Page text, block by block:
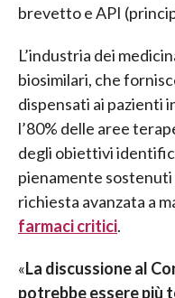
brevetto e API
L’industria dei
biosimilari, che
dispensati ai pazienti
l’80% delle aree
degli obiettivi
pienamente sostenuti
richiesta avanzata a
farmaci critici.
«La discussione al
potrebbe essere più